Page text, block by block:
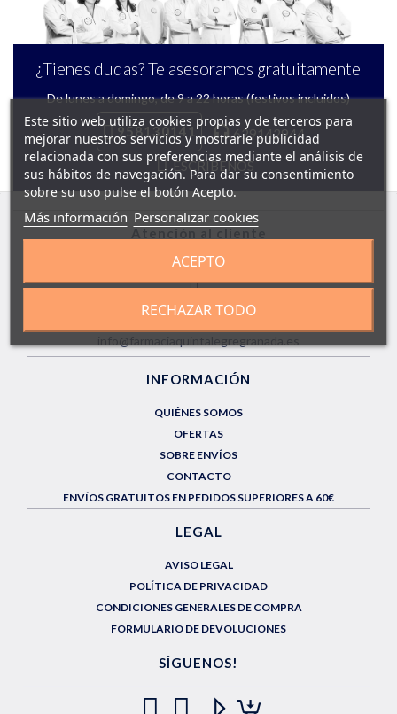
¿Tienes dudas? Te asesoramos gratuitamente
De lunes a domingo, de 9 a 22 horas (festivos incluidos)
958130141
629142944
ESCRÍBENOS
LUN a DOM de 9.00 a 22.00h
958130141
INFORMACIÓN
QUIÉNES SOMOS
OFERTAS
SOBRE ENVÍOS
CONTACTO
ENVÍOS GRATUITOS EN PEDIDOS SUPERIORES A 60€
LEGAL
AVISO LEGAL
POLÍTICA DE PRIVACIDAD
CONDICIONES GENERALES DE COMPRA
FORMULARIO DE DEVOLUCIONES
SÍGUENOS!
Este sitio web utiliza cookies propias y de terceros para
mejorar nuestros servicios y mostrarle publicidad
relacionada con sus preferencias mediante el análisis de
sus hábitos de navegación. Para dar su consentimiento
sobre su uso pulse el botón Acepto.
Más información Personalizar cookies
RECHAZAR TODO
ACEPTO